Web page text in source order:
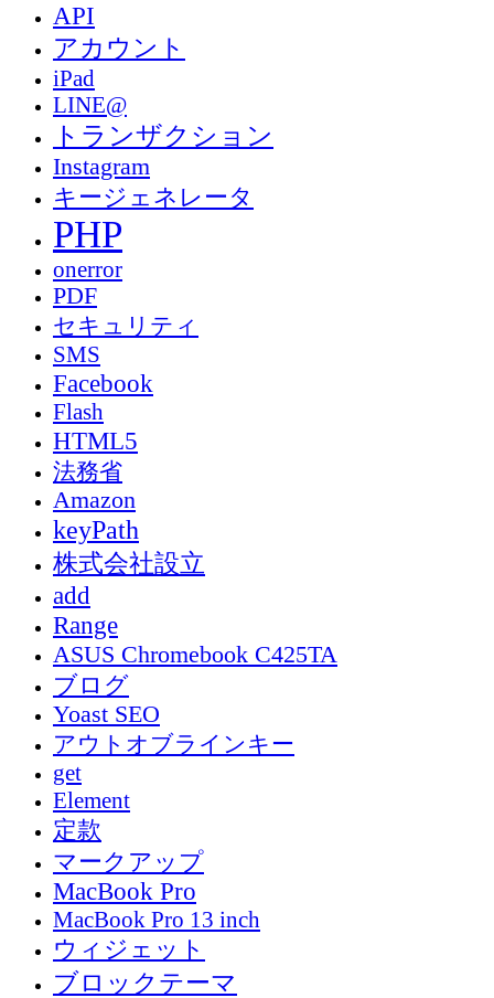
API
アカウント
iPad
LINE@
トランザクション
Instagram
キージェネレータ
PHP
onerror
PDF
セキュリティ
SMS
Facebook
Flash
HTML5
法務省
Amazon
keyPath
株式会社設立
add
Range
ASUS Chromebook C425TA
ブログ
Yoast SEO
アウトオブラインキー
get
Element
定款
マークアップ
MacBook Pro
MacBook Pro 13 inch
ウィジェット
ブロックテーマ